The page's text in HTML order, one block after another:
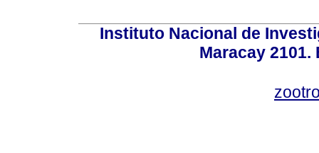
Instituto Nacional de
Maracay 2101.